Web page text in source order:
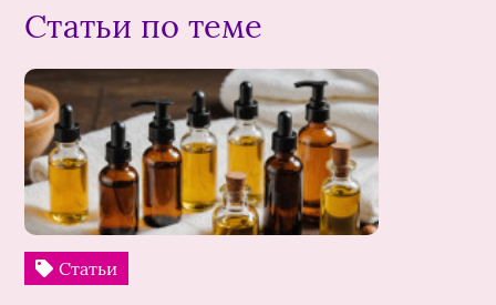
Статьи по теме
Статьи